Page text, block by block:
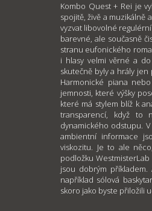
Kombo Quest + Rei je
spojitě, živě a muzikálně
vyzvat libovolné
barevné, ale současně
stranu eufonického
i hlasy velmi věrné a
skutečně byly a hrály
Harmonické piana
jemnosti, které výšky
které má stylem blíž k
transparencí, když to
dynamického odstupu.
ambientní informace
viskozitu. Je to ale
podložku
jsou dobrým
například sólová
skoro jako byste přiložili